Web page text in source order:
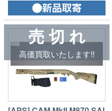
売 切 れ
高価買取いたします!!